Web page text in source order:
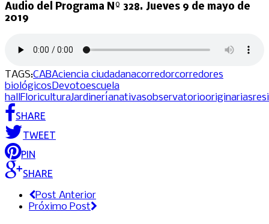
Audio del Programa Nº 328. Jueves 9 de mayo de
2019
TAGS:CABAciencia ciudadanacorredorcorredores
biológicosDevotoescuela
hallFloriculturaJardineríanativasobservatoriooriginarias
SHARE
TWEET
PIN
SHARE
Post Anterior
Próximo Post